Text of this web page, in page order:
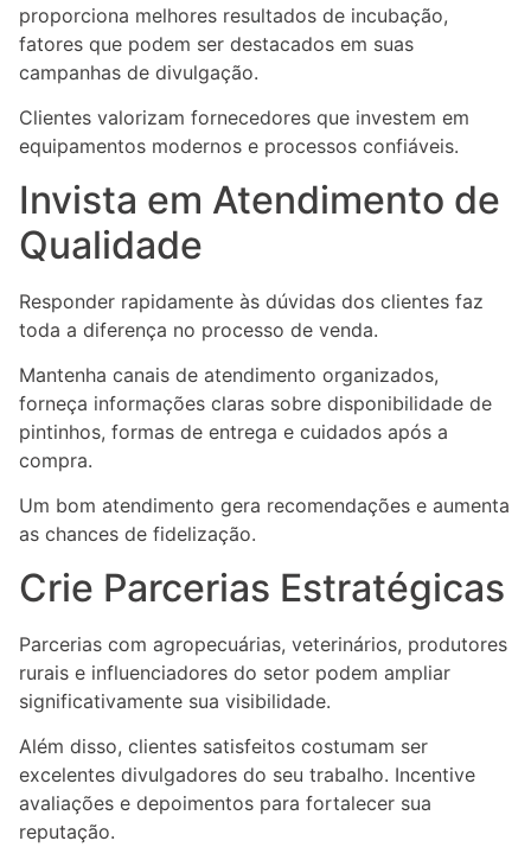
proporciona melhores resultados de incubação,
fatores que podem ser destacados em suas
campanhas de divulgação.
Clientes valorizam fornecedores que investem em
equipamentos modernos e processos confiáveis.
Invista em Atendimento de
Qualidade
Responder rapidamente às dúvidas dos clientes faz
toda a diferença no processo de venda.
Mantenha canais de atendimento organizados,
forneça informações claras sobre disponibilidade de
pintinhos, formas de entrega e cuidados após a
compra.
Um bom atendimento gera recomendações e aumenta
as chances de fidelização.
Crie Parcerias Estratégicas
Parcerias com agropecuárias, veterinários, produtores
rurais e influenciadores do setor podem ampliar
significativamente sua visibilidade.
Além disso, clientes satisfeitos costumam ser
excelentes divulgadores do seu trabalho. Incentive
avaliações e depoimentos para fortalecer sua
reputação.